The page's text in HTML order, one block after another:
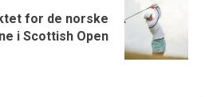
for de norske
i Scottish Open